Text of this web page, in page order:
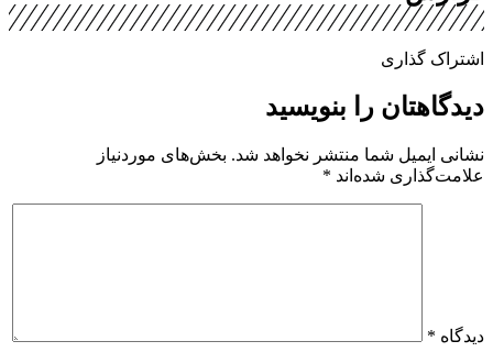
اشتراک گذاری
دیدگاهتان را بنویسید
نشانی ایمیل شما منتشر نخواهد شد. بخش‌های موردنیاز
علامت‌گذاری شده‌اند *
دیدگاه *